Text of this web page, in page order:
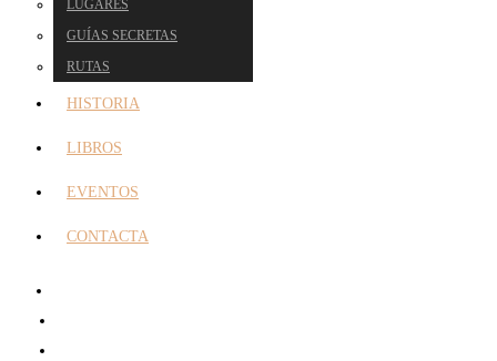
LUGARES
GUÍAS SECRETAS
RUTAS
HISTORIA
LIBROS
EVENTOS
CONTACTA